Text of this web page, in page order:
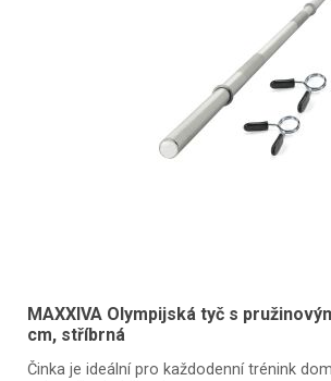
MAXXIVA Olympijská tyč s
cm, stříbrná
Činka je ideální pro každodenní trénink